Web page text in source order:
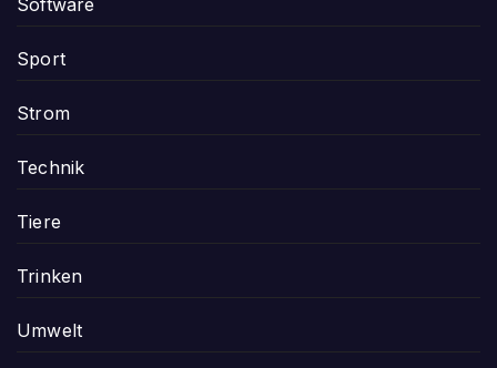
Sport
Strom
Technik
Tiere
Trinken
Umwelt